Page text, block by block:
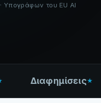
· Υπογράφων του EU AI
Διαφημίσεις